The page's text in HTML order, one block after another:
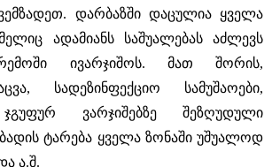
დარბაზში დაცულია ყველა
ადამიანს საშუალებას აძლევს
ივარჯიშოს. მათ შორის,
სადეზინფექციო სამუშაოები,
ვარჯიშებზე შეზღუდული
ტარება ყველა ზონაში უშუალოდ
ა.შ.